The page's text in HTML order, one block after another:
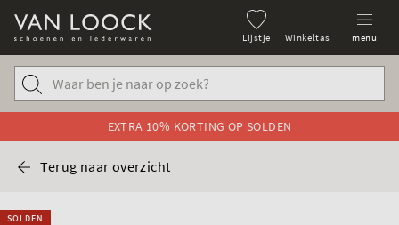
Lijstje Winkeltas menu
EXTRA 10% KORTING OP SOLDEN
Terug naar overzicht
SOLDEN